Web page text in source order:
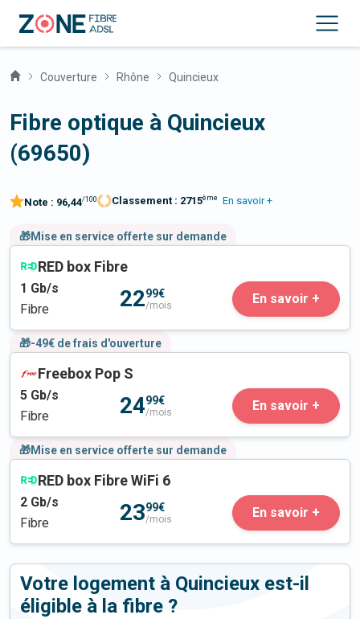
Couverture Rhône Quincieux
Fibre optique à Quincieux
(69650)
Note : 96,44/100 Classement : 2715ème En savoir +
🎁Mise en service offerte sur demande
RED box Fibre
1 Gb/s
Fibre
2299€
/mois En savoir +
🎁-49€ de frais d'ouverture
Freebox Pop S
5 Gb/s
Fibre
2499€
/mois En savoir +
🎁Mise en service offerte sur demande
RED box Fibre WiFi 6
2 Gb/s
Fibre
2399€
/mois En savoir +
Votre logement à Quincieux est-il
éligible à la fibre ?